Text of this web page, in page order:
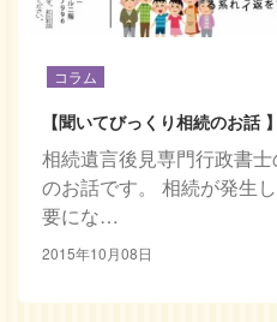
コラム
【聞いてびっくり相続のお話
相続遺言後見専門行政書
のお話です。 相続が発生
要にな…
2015年10月08日